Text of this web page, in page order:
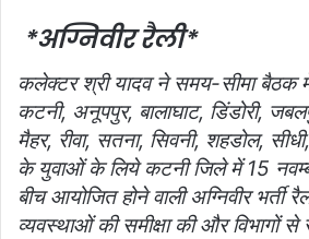
*अग्निवीर रैली*
कलेक्टर श्री यादव ने समय-सीमा बैठक
कटनी, अनूपपुर, बालाघाट, डिंडोरी,
मैहर, रीवा, सतना, सिवनी, शहडोल,
के युवाओं के लिये कटनी जिले में 15
बीच आयोजित होने वाली अग्निवीर भर्ती
व्यवस्थाओं की समीक्षा की और विभागों से